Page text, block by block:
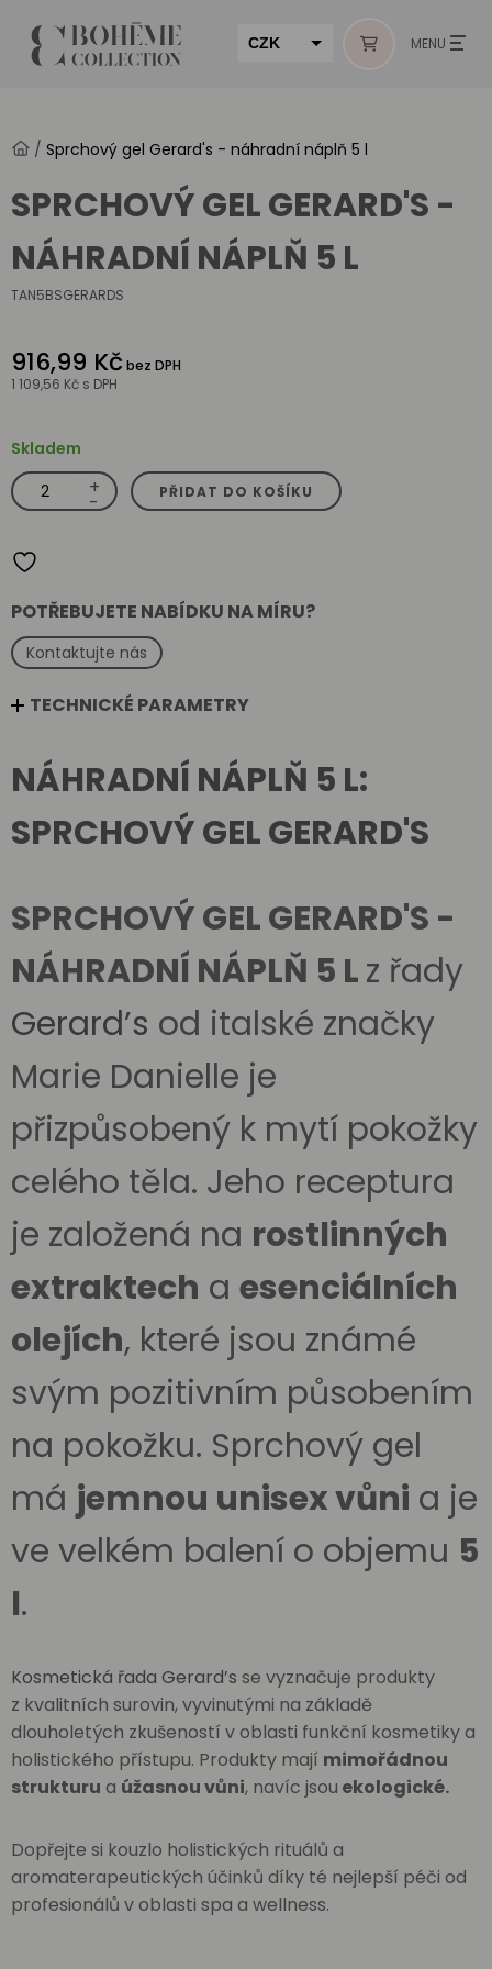
CZK MENU
/ Sprchový gel Gerard's - náhradní náplň 5 l
SPRCHOVÝ GEL GERARD'S -
NÁHRADNÍ NÁPLŇ 5 L
TAN5BSGERARDS
916,99 Kč bez DPH
1 109,56 Kč s DPH
Skladem
Sprchový
gel
Gerard's
náplň
5
+
- PŘIDAT DO KOŠÍKU
POTŘEBUJETE NABÍDKU NA MÍRU?
Kontaktujte nás
TECHNICKÉ PARAMETRY
NÁHRADNÍ NÁPLŇ 5 L:
SPRCHOVÝ GEL GERARD'S
SPRCHOVÝ GEL GERARD'S -
NÁHRADNÍ NÁPLŇ 5 Lz řady
Gerard’s od italské značky
Marie Danielle je
přizpůsobený k mytí pokožky
celého těla. Jeho receptura
je založená na rostlinných
extraktech a esenciálních
olejích, které jsou známé
svým pozitivním působením
na pokožku. Sprchový gel
má jemnou unisex vůni a je
ve velkém balení o objemu 5
l.
Kosmetická řada Gerard’s se vyznačuje produkty
z kvalitních surovin, vyvinutými na základě
dlouholetých zkušeností v oblasti funkční kosmetiky a
holistického přístupu. Produkty mají mimořádnou
strukturu a úžasnou vůni, navíc jsou ekologické.
Dopřejte si kouzlo holistických rituálů a
aromaterapeutických účinků díky té nejlepší péči od
profesionálů v oblasti spa a wellness.